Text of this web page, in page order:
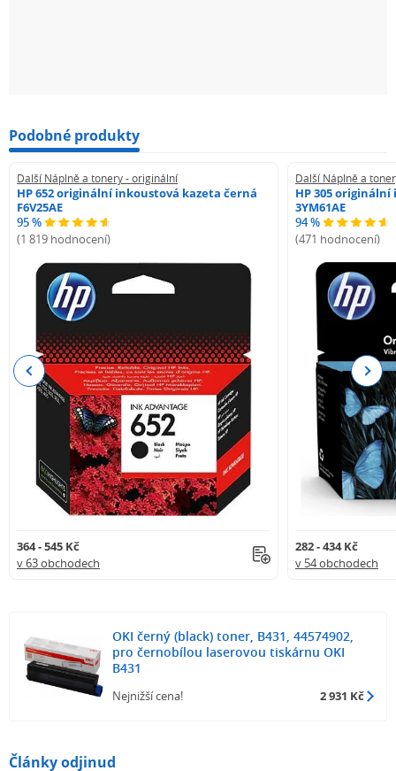
Podobné produkty
Další Náplně a tonery - originální
HP 652 originální inkoustová kazeta černá
F6V25AE
95 %
(1 819 hodnocení)
364 - 545 Kč
v 63 obchodech
Další Náplně a
HP 305
3YM61AE
94 %
(471 hodnocení)
282 - 434 Kč
v 54 obchodech
Previous Next
OKI černý (black) toner, B431, 44574902,
pro černobílou laserovou tiskárnu OKI
B431
Nejnižší cena! 2 931 Kč
Články odjinud